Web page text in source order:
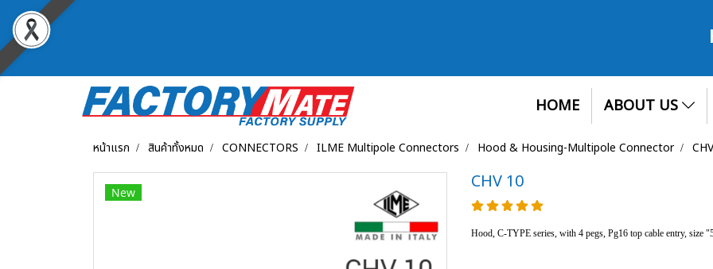
HOME ABOUT US
หน้าแรก สินค้าทั้งหมด CONNECTORS ILME Multipole Connectors Hood & Housing-Multipole Connector
New CHV 10
Hood, C-TYPE series, with 4 pegs, Pg16 top cable entry, size